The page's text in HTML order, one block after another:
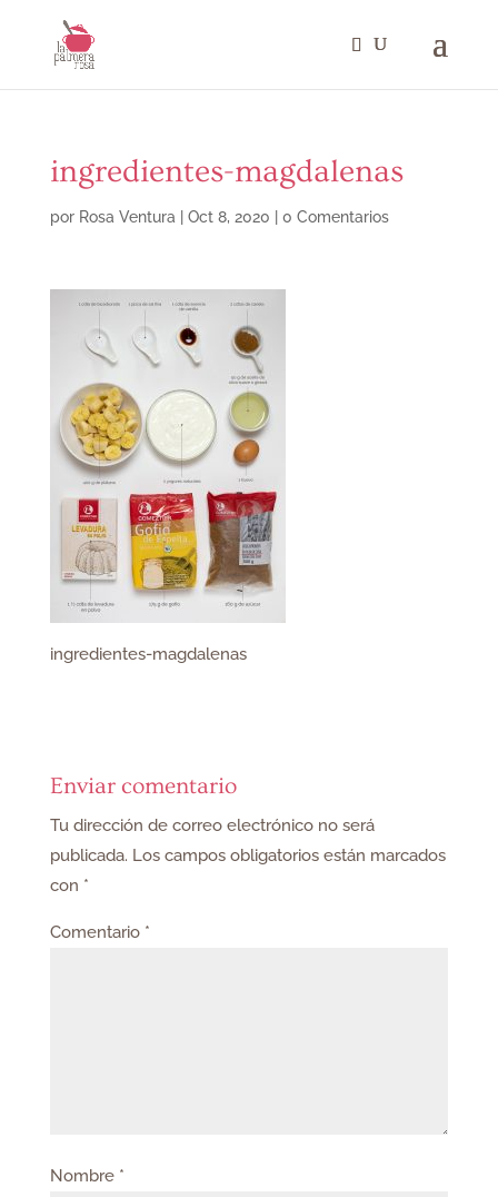
ingredientes-magdalenas
por Rosa Ventura Oct 8, 2020 0 Comentarios
ingredientes-magdalenas
Enviar comentario
Tu dirección de correo electrónico no será
publicada. Los campos obligatorios están marcados
con *
Comentario *
Nombre *